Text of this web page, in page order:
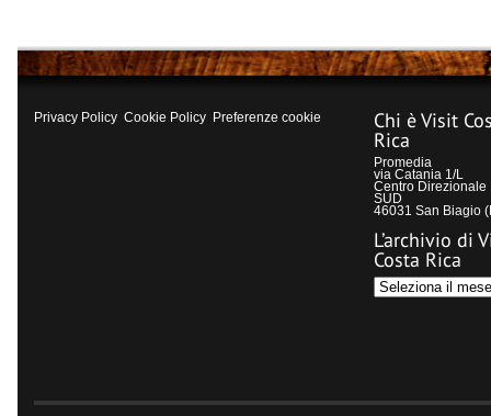
Privacy Policy Cookie Policy Preferenze cookie Chi è Visit
Rica
Promedia
via Catania 1/L
Centro Direzionale
SUD
46031 San Biagio
L’archivio di
Costa Rica
L’archivio
di